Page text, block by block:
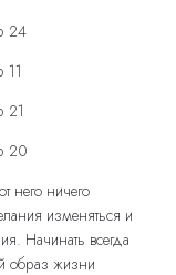
него ничего
изменяться и
Начинать всегда
образ жизни